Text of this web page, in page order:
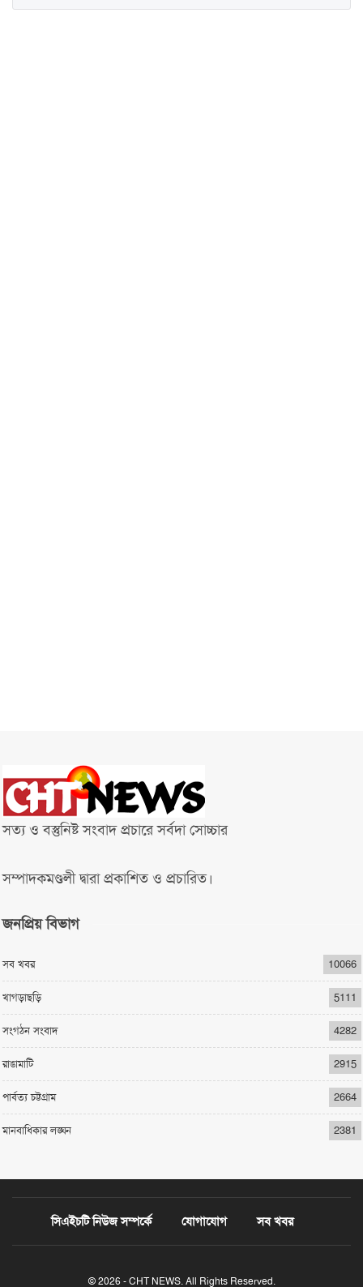
সত্য ও বস্তুনিষ্ট সংবাদ প্রচারে সর্বদা সোচ্চার
সম্পাদকমণ্ডলী দ্বারা প্রকাশিত ও প্রচারিত।
জনপ্রিয় বিভাগ
সব খবর 10066
খাগড়াছড়ি 5111
সংগঠন সংবাদ 4282
রাঙামাটি 2915
পার্বত্য চট্টগ্রাম 2664
মানবাধিকার লঙ্ঘন 2381
সিএইচটি নিউজ সম্পর্কে যোগাযোগ সব খবর
© 2026 - CHT NEWS. All Rights Reserved.